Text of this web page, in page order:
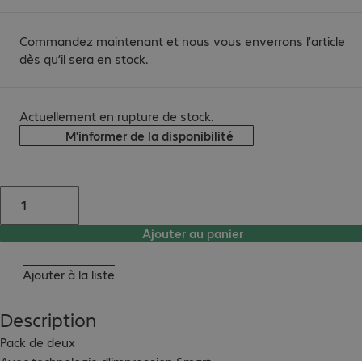
Commandez maintenant et nous vous enverrons l’article
dès qu’il sera en stock.
Actuellement en rupture de stock.
M'informer de la disponibilité
Ajouter au panier
Ajouter à la liste
Description
Pack de deux